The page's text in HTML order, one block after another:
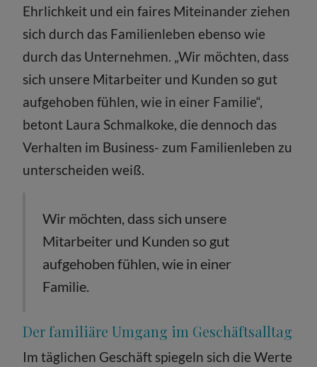
Ehrlichkeit und ein faires Miteinander ziehen
sich durch das Familienleben ebenso wie
durch das Unternehmen. „Wir möchten, dass
sich unsere Mitarbeiter und Kunden so gut
aufgehoben fühlen, wie in einer Familie“,
betont Laura Schmalkoke, die dennoch das
Verhalten im Business- zum Familienleben zu
unterscheiden weiß.
Wir möchten, dass sich unsere
Mitarbeiter und Kunden so gut
aufgehoben fühlen, wie in einer
Familie.
Der familiäre Umgang im Geschäftsalltag
Im täglichen Geschäft spiegeln sich die Werte